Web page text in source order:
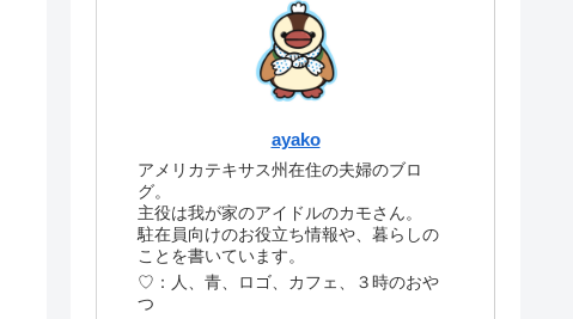
ayako
アメリカテキサス州在住の夫婦のブロ
グ。
主役は我が家のアイドルのカモさん。
駐在員向けのお役立ち情報や、暮らしの
ことを書いています。
♡：人、青、ロゴ、カフェ、３時のおや
つ